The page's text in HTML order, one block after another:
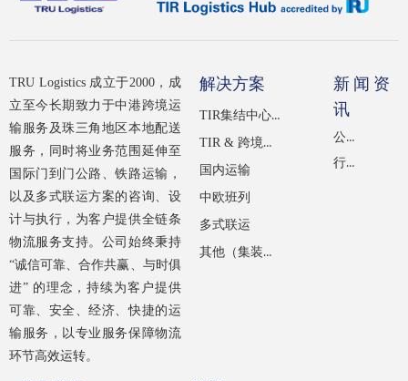
TRU Logistics 成立于2000，成
立至今长期致力于中港跨境运
输服务及珠三角地区本地配送
服务，同时将业务范围延伸至
国际门到门公路、铁路运输，
以及多式联运方案的咨询、设
计与执行，为客户提供全链条
物流服务支持。公司始终秉持
“诚信可靠、合作共赢、与时俱
进” 的理念，持续为客户提供
可靠、安全、经济、快捷的运
输服务，以专业服务保障物流
环节高效运转。
解决方案
TIR集结中心（经IRU认证）
TIR & 跨境公路运输
国内运输
中欧班列
多式联运
其他（集装箱租赁）
新闻资
讯
公司新闻
行业新闻